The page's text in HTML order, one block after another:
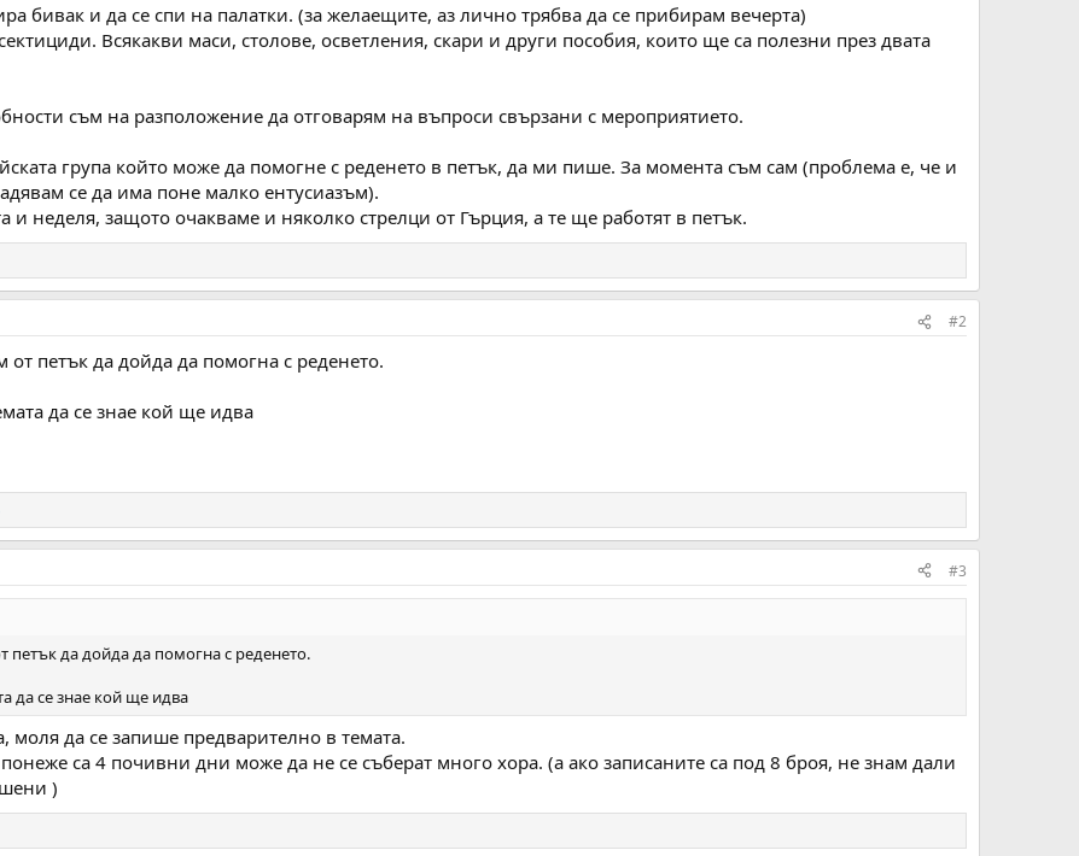
бивак и да се спи на палатки. (за желаещите, аз лично трябва да се прибирам вечерта)
Всякакви маси, столове, осветления, скари и други пособия, които ще са полезни през двата
съм на разположение да отговарям на въпроси свързани с мероприятието.
група който може да помогне с реденето в петък, да ми пише. За момента съм сам (проблема е, че и
се да има поне малко ентусиазъм).
и неделя, защото очакваме и няколко стрелци от Гърция, а те ще работят в петък.
#2
петък да дойда да помогна с реденето.
да се знае кой ще идва
#3
да дойда да помогна с реденето.
да се знае кой ще идва
моля да се запише предварително в темата.
са 4 почивни дни може да не се съберат много хора. (а ако записаните са под 8 броя, не знам дали
)